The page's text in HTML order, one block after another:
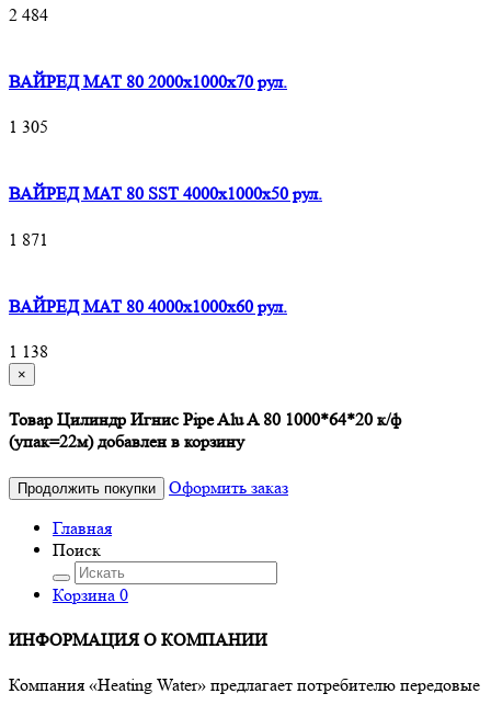
2 484
ВАЙРЕД МАТ 80 2000x1000x70 рул.
1 305
ВАЙРЕД МАТ 80 SST 4000x1000x50 рул.
1 871
ВАЙРЕД МАТ 80 4000x1000x60 рул.
1 138
×
Товар Цилиндр Игнис Pipe Alu A 80 1000*64*20 к/ф
(упак=22м) добавлен в корзину
Продолжить покупки
Оформить заказ
Главная
Поиск
Корзина 0
ИНФОРМАЦИЯ О КОМПАНИИ
Компания «Heating Water» предлагает потребителю передовые